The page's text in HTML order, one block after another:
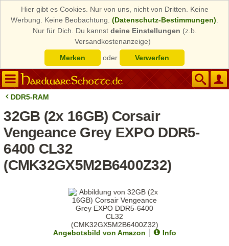
Hier gibt es Cookies. Nur von uns, nicht von Dritten. Keine
Werbung. Keine Beobachtung. (Datenschutz-Bestimmungen)
Nur für Dich. Du kannst deine Einstellungen (z.b.
Versandkostenanzeige)
Merken
oder Verwerfen
DDR5-RAM
32GB (2x 16GB) Corsair
Vengeance Grey EXPO DDR5-
6400 CL32
(CMK32GX5M2B6400Z32)
Angebotsbild von Amazon
Info